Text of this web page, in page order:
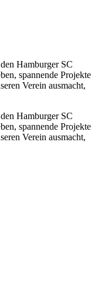
Hamburger SC
spannende Projekte
Verein ausmacht,
Hamburger SC
spannende Projekte
Verein ausmacht,